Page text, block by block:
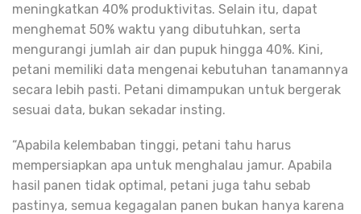
meningkatkan 40% produktivitas. Selain itu, dapat
menghemat 50% waktu yang dibutuhkan, serta
mengurangi jumlah air dan pupuk hingga 40%. Kini,
petani memiliki data mengenai kebutuhan tanamannya
secara lebih pasti. Petani dimampukan untuk bergerak
sesuai data, bukan sekadar insting.
“Apabila kelembaban tinggi, petani tahu harus
mempersiapkan apa untuk menghalau jamur. Apabila
hasil panen tidak optimal, petani juga tahu sebab
pastinya, semua kegagalan panen bukan hanya karena